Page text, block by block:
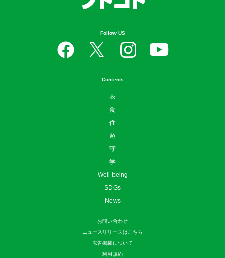
Follow US
Contents
衣
食
住
遊
守
学
Well-being
SDGs
News
お問い合わせ
ニュースリリースはこちら
広告掲載について
利用規約